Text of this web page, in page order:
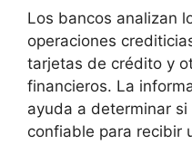
Los bancos analizan
operaciones
tarjetas de crédito y
financieros. La
ayuda a determinar
confiable para recibir